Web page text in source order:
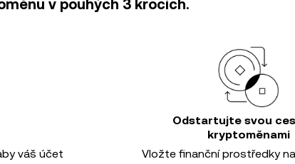
v pouhých 3 krocích.
váš účet
Odstartujte svou
kryptoměnami
Vložte finanční prostředky